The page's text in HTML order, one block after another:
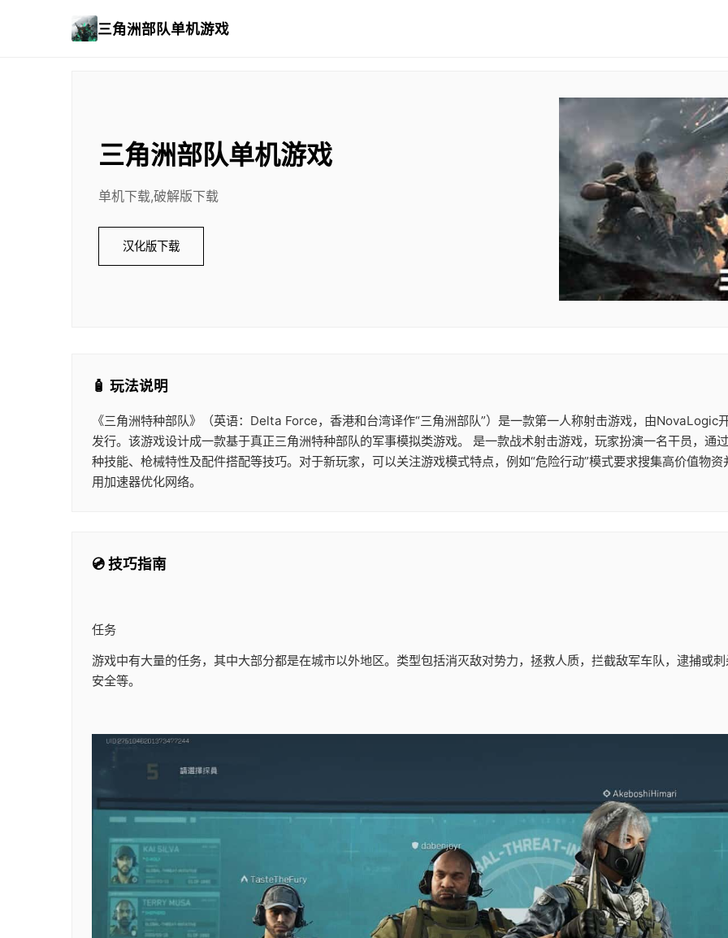
三角洲部队单机游戏
三角洲部队单机游戏
单机下载,破解版下载
汉化版下载
🧴 玩法说明
《三角洲特种部队》（英语：Delta Force，香港和台湾译作“三角洲部队”）是一款第一人称射击游戏，由
发行。该游戏设计成一款基于真正三角洲特种部队的军事模拟类游戏。 是一款战术射击游戏，玩家扮演一名干员，通
种技能、枪械特性及配件搭配等技巧。对于新玩家，可以关注游戏模式特点，例如“危险行动”模式要求搜集高价值物
用加速器优化网络。
💿 技巧指南
任务
游戏中有大量的任务，其中大部分都是在城市以外地区。类型包括消灭敌对势力，拯救人质，拦截敌军车队，逮捕或
安全等。